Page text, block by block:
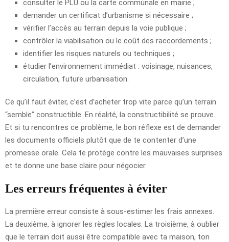
consulter le PLU ou la carte communale en mairie ;
demander un certificat d’urbanisme si nécessaire ;
vérifier l’accès au terrain depuis la voie publique ;
contrôler la viabilisation ou le coût des raccordements ;
identifier les risques naturels ou techniques ;
étudier l’environnement immédiat : voisinage, nuisances,
circulation, future urbanisation.
Ce qu’il faut éviter, c’est d’acheter trop vite parce qu’un terrain
“semble” constructible. En réalité, la constructibilité se prouve.
Et si tu rencontres ce problème, le bon réflexe est de demander
les documents officiels plutôt que de te contenter d’une
promesse orale. Cela te protège contre les mauvaises surprises
et te donne une base claire pour négocier.
Les erreurs fréquentes à éviter
La première erreur consiste à sous-estimer les frais annexes.
La deuxième, à ignorer les règles locales. La troisième, à oublier
que le terrain doit aussi être compatible avec ta maison, ton